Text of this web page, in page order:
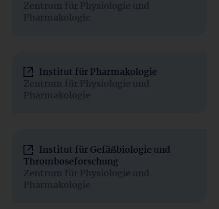
Zentrum für Physiologie und
Pharmakologie
Institut für Pharmakologie
Zentrum für Physiologie und
Pharmakologie
Institut für Gefäßbiologie und
Thromboseforschung
Zentrum für Physiologie und
Pharmakologie